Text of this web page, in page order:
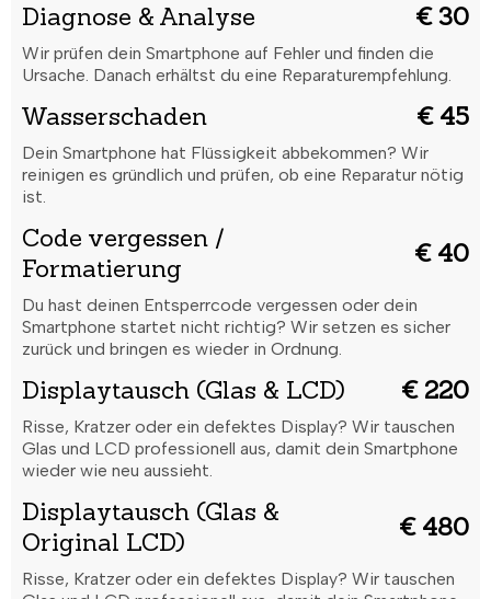
Diagnose & Analyse € 30
Wir prüfen dein Smartphone auf Fehler und finden die
Ursache. Danach erhältst du eine Reparaturempfehlung.
Wasserschaden € 45
Dein Smartphone hat Flüssigkeit abbekommen? Wir
reinigen es gründlich und prüfen, ob eine Reparatur nötig
ist.
Code vergessen /
Formatierung
€ 40
Du hast deinen Entsperrcode vergessen oder dein
Smartphone startet nicht richtig? Wir setzen es sicher
zurück und bringen es wieder in Ordnung.
Displaytausch (Glas & LCD) € 220
Risse, Kratzer oder ein defektes Display? Wir tauschen
Glas und LCD professionell aus, damit dein Smartphone
wieder wie neu aussieht.
Displaytausch (Glas &
Original LCD)
€ 480
Risse, Kratzer oder ein defektes Display? Wir tauschen